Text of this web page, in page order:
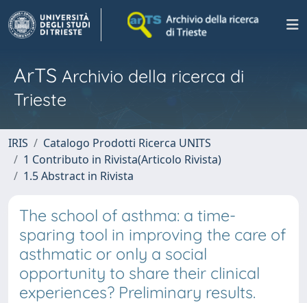
ArTS Archivio della ricerca di
Trieste
IRIS
Catalogo Prodotti Ricerca UNITS
1 Contributo in Rivista(Articolo Rivista)
1.5 Abstract in Rivista
The school of asthma: a time-
sparing tool in improving the care of
asthmatic or only a social
opportunity to share their clinical
experiences? Preliminary results.